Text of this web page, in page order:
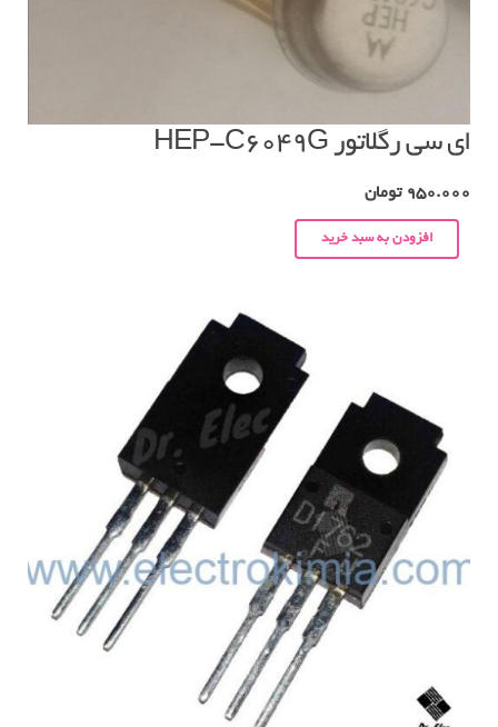
ای سی رگلاتور HEP-C6049G
950.000 تومان
افزودن به سبد خرید